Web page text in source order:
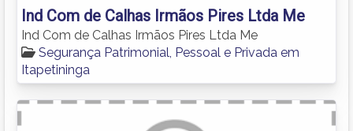
Ind Com de Calhas Irmãos Pires Ltda Me
Ind Com de Calhas Irmãos Pires Ltda Me
Segurança Patrimonial, Pessoal e Privada em
Itapetininga